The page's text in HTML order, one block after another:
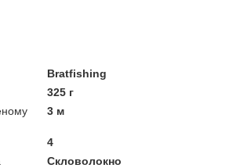
Bratfishing
325 г
3 м
4
Скловолокно